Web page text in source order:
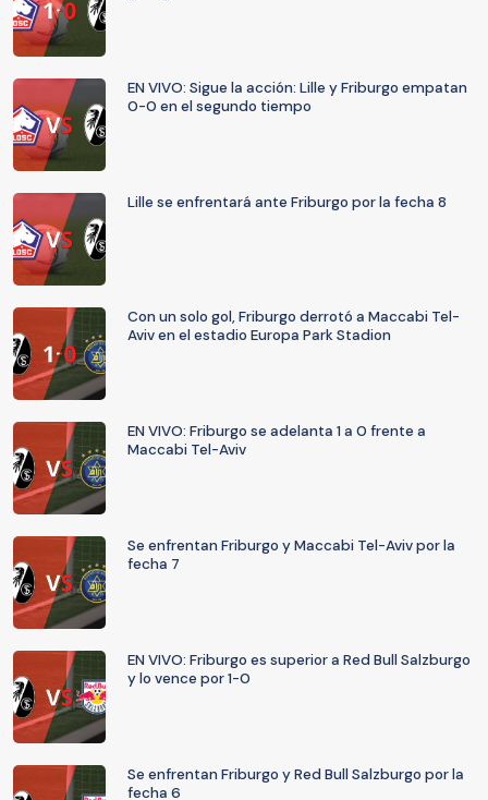
EN VIVO: Sigue la acción: Lille y Friburgo empatan
0-0 en el segundo tiempo
Lille se enfrentará ante Friburgo por la fecha 8
Con un solo gol, Friburgo derrotó a Maccabi Tel-
Aviv en el estadio Europa Park Stadion
EN VIVO: Friburgo se adelanta 1 a 0 frente a
Maccabi Tel-Aviv
Se enfrentan Friburgo y Maccabi Tel-Aviv por la
fecha 7
EN VIVO: Friburgo es superior a Red Bull Salzburgo
y lo vence por 1-0
Se enfrentan Friburgo y Red Bull Salzburgo por la
fecha 6